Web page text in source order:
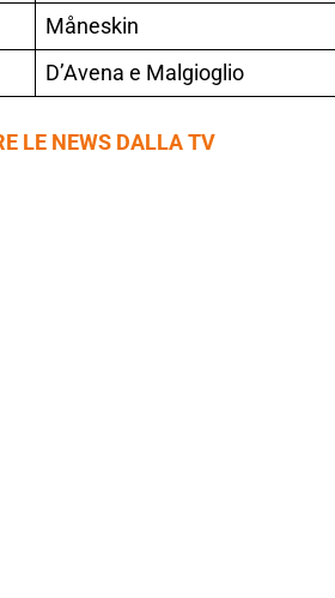
Måneskin
D’Avena e Malgioglio
LE NEWS DALLA TV